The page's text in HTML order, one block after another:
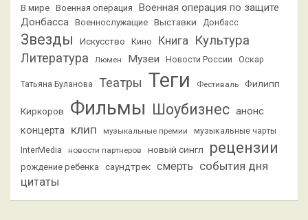
В мире Военная операция
Военная операция по защите
Донбасса Военнослужащие Выставки Донбасс
Звезды Искусство Кино Книга Культура
Литература Люмен Музеи Новости России Оскар
Татьяна Буланова Театры Теги Фестиваль Филипп
Киркоров Фильмы Шоубизнес анонс
концерта клип музыкальные премии
музыкальные чарты
InterMedia
новости партнеров новый сингл рецензии
рождение ребенка саундтрек смерть события дня
цитаты